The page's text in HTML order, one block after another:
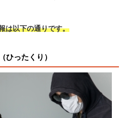
は以下の通りです。
ひったくり）